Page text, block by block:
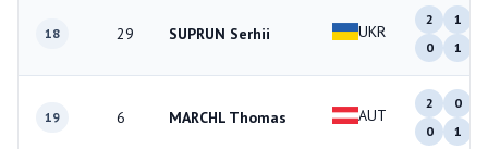
18 29 SUPRUN Serhii UKR
2
1
0
1
19 6 MARCHL Thomas AUT
2
0
0
1